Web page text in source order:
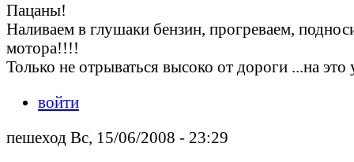
Пацаны!
Наливаем в глушаки бензин, прогреваем,
мотора!!!!
Только не отрываться высоко от дороги ...на
войти
пешеход Вс, 15/06/2008 - 23:29